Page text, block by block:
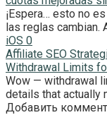
¡Espera… esto no
las reglas cambian.
iOS 0
Affiliate SEO
Withdrawal Limits
Wow — withdrawal
details that actually
Добавить